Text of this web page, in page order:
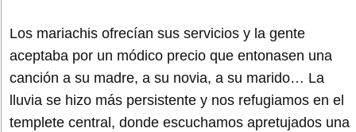
Los mariachis ofrecían sus servicios y la gente
aceptaba por un módico precio que entonasen una
canción a su madre, a su novia, a su marido… La
lluvia se hizo más persistente y nos refugiamos en el
templete central, donde escuchamos apretujados una